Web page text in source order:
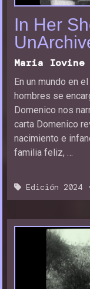
Premios
Premios
In Her
Maria Iovine
En un mundo en
hombres se
Domenico nos
carta Domenico
nacimiento e
familia feliz, …
Edición 2024